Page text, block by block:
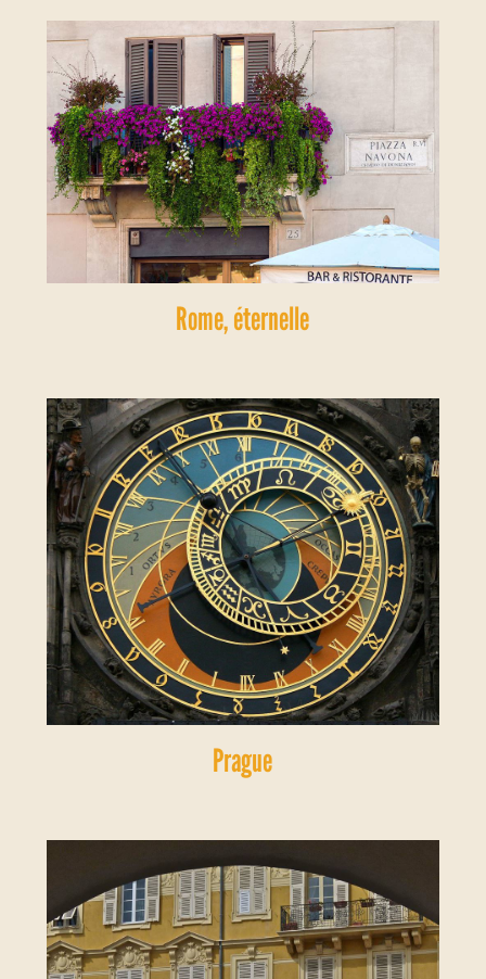
Rome, éternelle
Prague